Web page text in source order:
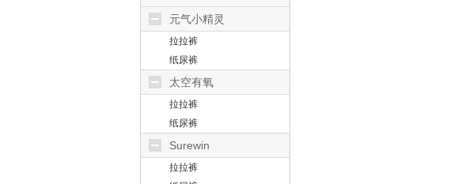
元气小精灵
拉拉裤
纸尿裤
太空有氧
拉拉裤
纸尿裤
Surewin
拉拉裤